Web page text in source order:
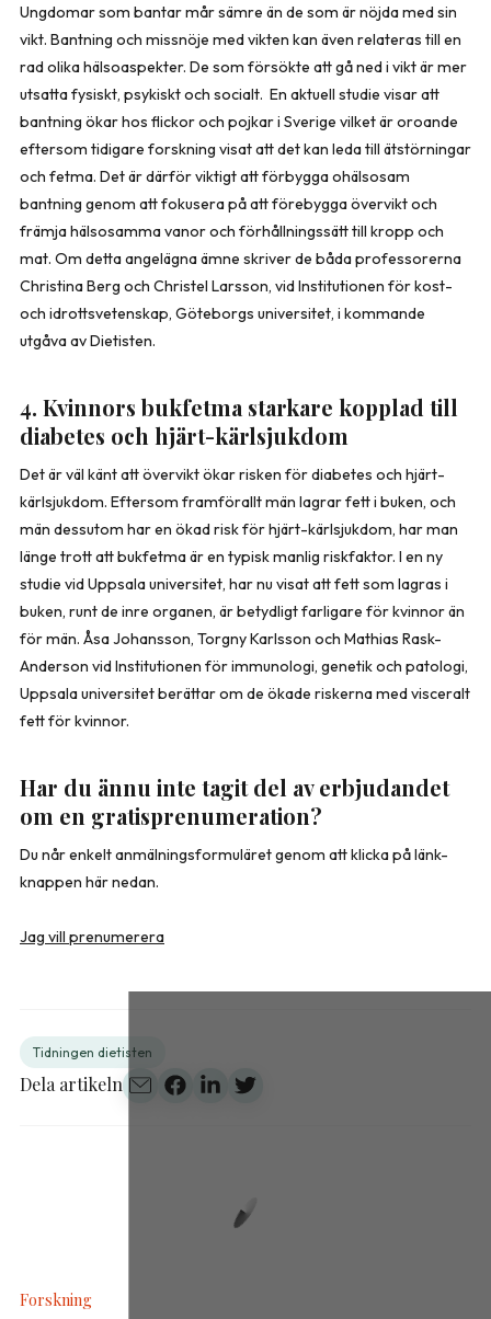
Ungdomar som bantar mår sämre än de som är nöjda med sin
vikt. Bantning och missnöje med vikten kan även relateras till en
rad olika hälsoaspekter. De som försökte att gå ned i vikt är mer
utsatta fysiskt, psykiskt och socialt. En aktuell studie visar att
bantning ökar hos flickor och pojkar i Sverige vilket är oroande
eftersom tidigare forskning visat att det kan leda till ätstörningar
och fetma. Det är därför viktigt att förbygga ohälsosam
bantning genom att fokusera på att förebygga övervikt och
främja hälsosamma vanor och förhållningssätt till kropp och
mat. Om detta angelägna ämne skriver de båda professorerna
Christina Berg och Christel Larsson, vid Institutionen för kost-
och idrottsvetenskap, Göteborgs universitet, i kommande
utgåva av Dietisten.
4. Kvinnors bukfetma starkare kopplad till
diabetes och hjärt-kärlsjukdom
Det är väl känt att övervikt ökar risken för diabetes och hjärt-
kärlsjukdom. Eftersom framförallt män lagrar fett i buken, och
män dessutom har en ökad risk för hjärt-kärlsjukdom, har man
länge trott att bukfetma är en typisk manlig riskfaktor. I en ny
studie vid Uppsala universitet, har nu visat att fett som lagras i
buken, runt de inre organen, är betydligt farligare för kvinnor än
för män. Åsa Johansson, Torgny Karlsson och Mathias Rask-
Anderson vid Institutionen för immunologi, genetik och patologi,
Uppsala universitet berättar om de ökade riskerna med visceralt
fett för kvinnor.
Har du ännu inte tagit del av erbjudandet
om en gratisprenumeration?
Du når enkelt anmälningsformuläret genom att klicka på länk-
knappen här nedan.
Jag vill prenumerera
Tidningen dietisten
Dela artikeln
Forskning